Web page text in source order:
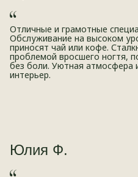
Отличные и грамотные
Обслуживание на высоком
приносят чай или кофе.
проблемой вросшего ногтя,
без боли. Уютная атмосфера
интерьер.
Юлия Ф.